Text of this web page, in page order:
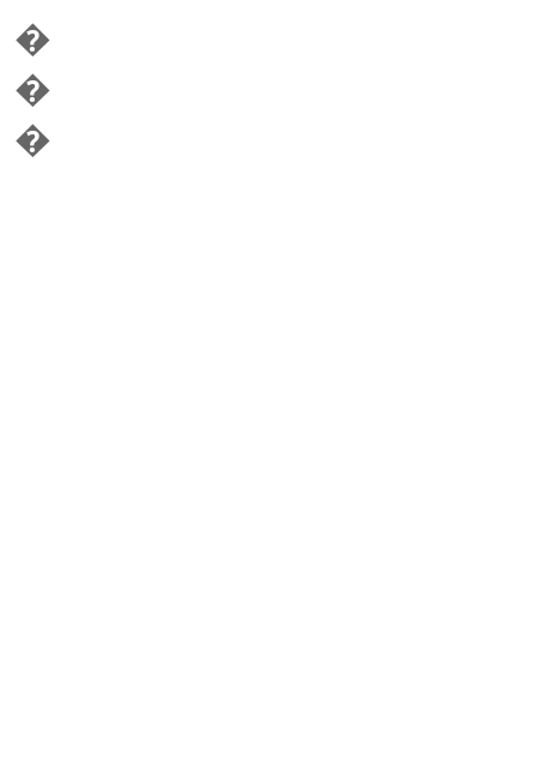
�
�
�